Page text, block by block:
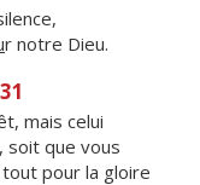
r notre Dieu.
mais celui
soit que vous
pour la gloire